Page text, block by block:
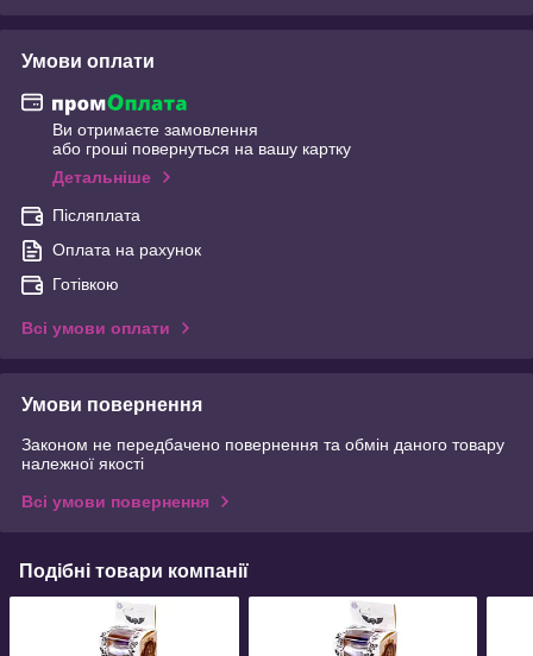
Умови оплати
Ви отримаєте замовлення
або гроші повернуться на вашу картку
Детальніше
Післяплата
Оплата на рахунок
Готівкою
Всі умови оплати
Умови повернення
Законом не передбачено повернення та обмін даного товару
належної якості
Всі умови повернення
Подібні товари компанії